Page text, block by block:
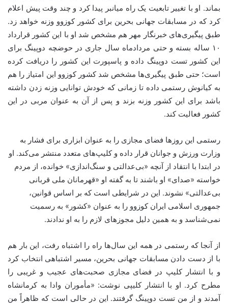
بماند. او با تغییر تابعیت یک راه میانبر پیدا کرد و چند وقت پیش اعلام
کرد که در مسابقات جهانی بحرین برای کشور کوزوو وزنه خواهد زد.
طبق پیگیری‌های خبرنگار مهر هم مشخص شد او با این کشور قرارداد
۱۰ ساله بسته و حتی مردادماه سال جاری در حوضچه دوپینگ برای
این کشور تست دوپینگ داده و پاسپورت این کشور را دریافت کرده
است؛ حتی طبق پیگیری‌ها مشخص شد کشور کوزوو این امتیاز را هم
به کیانوش رستمی داده تا زمانی که خودش توانایی وزنه زدن داشته
باشد برای این کشور وزنه بزند و پس از آن به عنوان مربی در این
کشور فعالیت کند.
رستمی این روزها فضای مجازی را به عنوان ابزاری برای فشار به
وزارت ورزش و جوانان قرار داده و کلیپ‌های متعدد منتشر می‌کند. او
در ابتدا با انتقاد از آنچه «بی‌عدالتی و سنگ‌اندازی» خوانده، از مردم
خواسته «صدای» او باشند تا به گفته او «قهرمانان ملی قربانی
بی‌عدالتی» نشوند. این در شرایطی است که بر اساس قوانین،
جمهوری اسلامی ایران کوزوو را به عنوان «کشور» به رسمیت
نمی‌شناسد و به همین دلیل مجوزهای لازم را به او ندادند.
از آنجا که رستمی در همه این سال‌ها راه را اشتباه رفت، این بار هم
با از دست دادن مسابقات جهانی بحرین، مسیر اشتباهی انتخاب کرد
و با انتشار کلیپ در فضای مجازی صحبت‌های عجیب و غریبی را
مطرح کرد. او با انتشار کلیپی نوشت: «مأموران وادا به کرمانشاه
آمدند و از من تست دوپینگ گرفتند. این در حالی است که ظاهراً من